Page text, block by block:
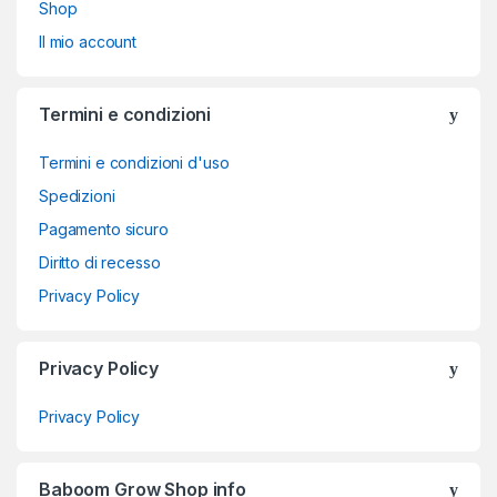
Shop
Il mio account
Termini e condizioni
Termini e condizioni d'uso
Spedizioni
Pagamento sicuro
Diritto di recesso
Privacy Policy
Privacy Policy
Privacy Policy
Baboom Grow Shop info